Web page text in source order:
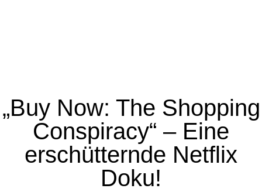
„Buy Now: The Shopping
Conspiracy“ – Eine
erschütternde Netflix
Doku!